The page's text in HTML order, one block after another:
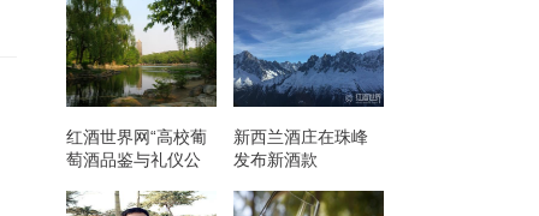
红酒世界网“高校葡
萄酒品鉴与礼仪公
新西兰酒庄在珠峰
发布新酒款